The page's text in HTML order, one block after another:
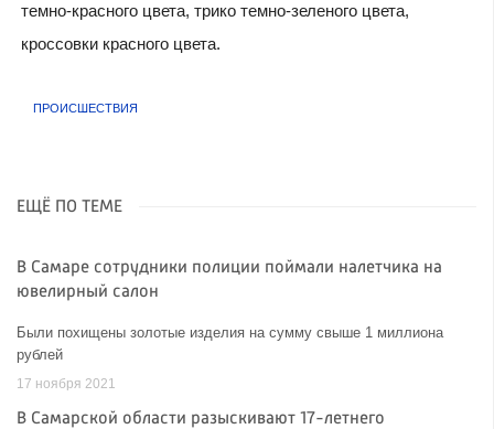
темно-красного цвета, трико темно-зеленого цвета,
кроссовки красного цвета.
ПРОИСШЕСТВИЯ
ЕЩЁ ПО ТЕМЕ
В Самаре сотрудники полиции поймали налетчика на
ювелирный салон
Были похищены золотые изделия на сумму свыше 1 миллиона
рублей
17 ноября 2021
В Самарской области разыскивают 17-летнего